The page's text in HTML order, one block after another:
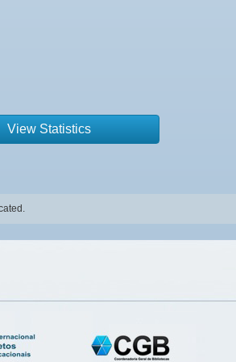
View Statistics